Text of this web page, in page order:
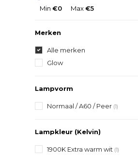
Min €0 Max€5
Merken
Alle merken
Glow
Lampvorm
Normaal / A60 / Peer (1)
Lampkleur (Kelvin)
1900K Extra warm wit (1)